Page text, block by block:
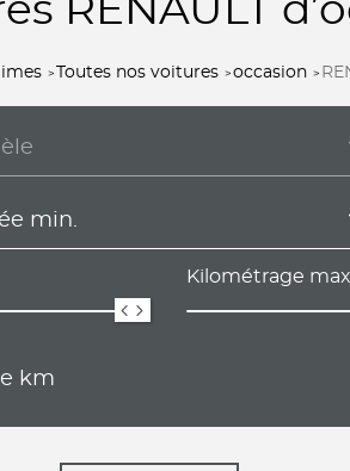
RENAULT
Toutes nos voitures occasion
min.
Kilométrage
km